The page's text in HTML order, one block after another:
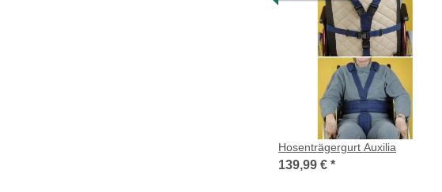
Hosenträgergurt Auxilia
139,99 € *